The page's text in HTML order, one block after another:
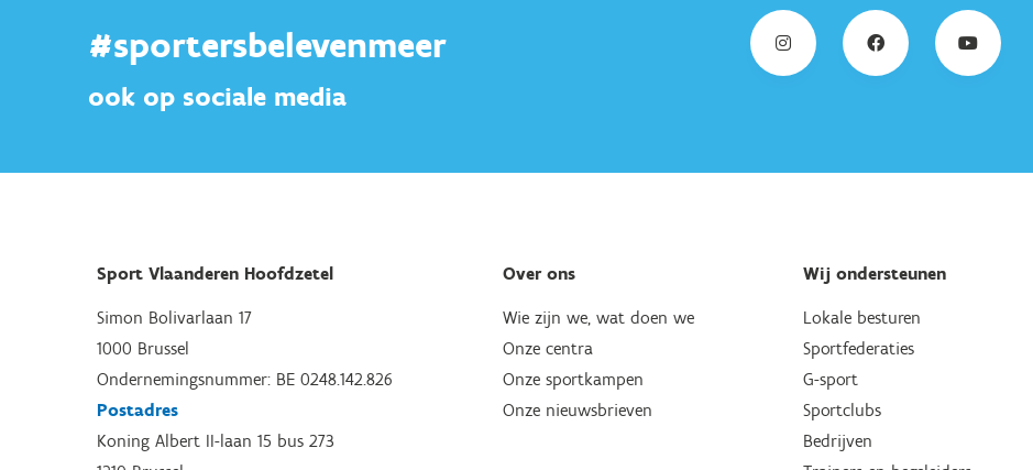
#sportersbelevenmeer
ook op sociale media
Sport Vlaanderen Hoofdzetel
Simon Bolivarlaan 17
1000 Brussel
Ondernemingsnummer: BE 0248.142.826
Postadres
Koning Albert II-laan 15 bus 273
Over ons
Wie zijn we, wat doen we
Onze centra
Onze sportkampen
Onze nieuwsbrieven
Wij ondersteunen
Lokale besturen
Sportfederaties
G-sport
Sportclubs
Bedrijven